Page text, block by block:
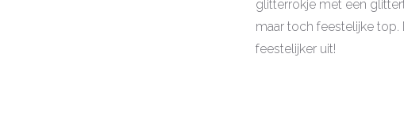
glitterrokje met een
maar toch feestelijke
feestelijker uit!